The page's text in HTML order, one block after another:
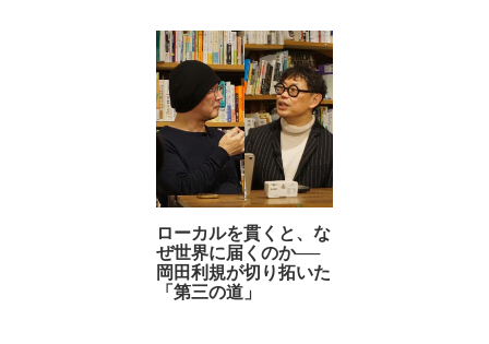
ローカルを貫くと、な
ぜ世界に届くのか──
岡田利規が切り拓いた
「第三の道」